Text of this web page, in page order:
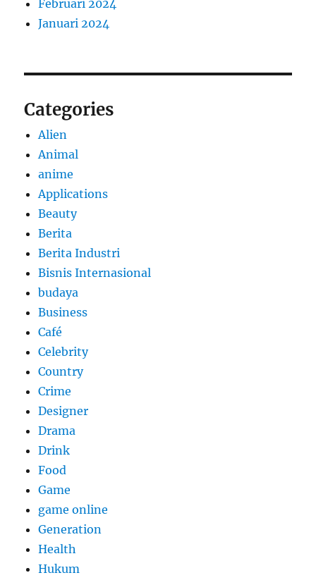
Februari 2024
Januari 2024
Categories
Alien
Animal
anime
Applications
Beauty
Berita
Berita Industri
Bisnis Internasional
budaya
Business
Café
Celebrity
Country
Crime
Designer
Drama
Drink
Food
Game
game online
Generation
Health
Hukum